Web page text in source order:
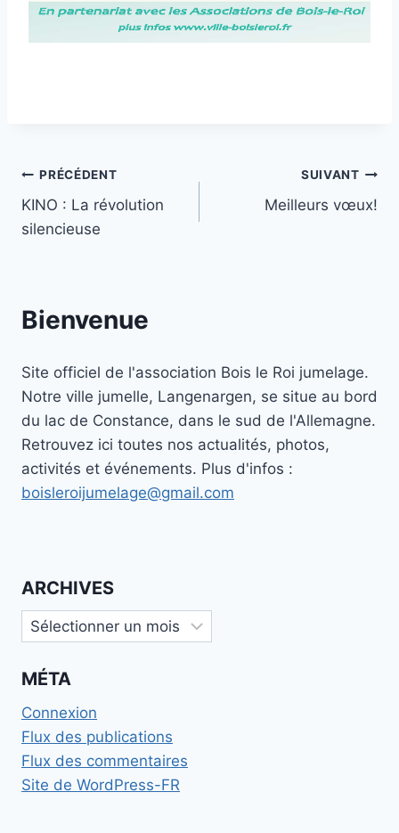
Navigation
de
PRÉCÉDENT
KINO : La révolution
silencieuse
SUIVANT
Meilleurs vœux!
Bienvenue
Site officiel de l'association Bois le Roi jumelage.
Notre ville jumelle, Langenargen, se situe au bord
du lac de Constance, dans le sud de l'Allemagne.
Retrouvez ici toutes nos actualités, photos,
activités et événements. Plus d'infos :
boisleroijumelage@gmail.com
ARCHIVES
Archives
MÉTA
Connexion
Flux des publications
Flux des commentaires
Site de WordPress-FR